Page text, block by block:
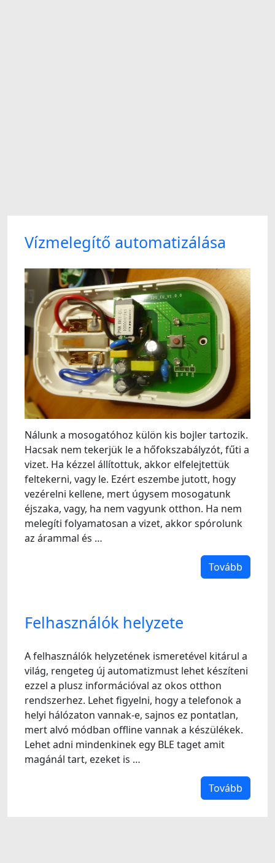
Vízmelegítő automatizálása
Nálunk a mosogatóhoz külön kis bojler tartozik.
Hacsak nem tekerjük le a hőfokszabályzót, fűti a
vizet. Ha kézzel állítottuk, akkor elfelejtettük
feltekerni, vagy le. Ezért eszembe jutott, hogy
vezérelni kellene, mert úgysem mosogatunk
éjszaka, vagy, ha nem vagyunk otthon. Ha nem
melegíti folyamatosan a vizet, akkor spórolunk
az árammal és …
Tovább
Felhasználók helyzete
A felhasználók helyzetének ismeretével kitárul a
világ, rengeteg új automatizmust lehet készíteni
ezzel a plusz információval az okos otthon
rendszerhez. Lehet figyelni, hogy a telefonok a
helyi hálózaton vannak-e, sajnos ez pontatlan,
mert alvó módban offline vannak a készülékek.
Lehet adni mindenkinek egy BLE taget amit
magánál tart, ezeket is …
Tovább